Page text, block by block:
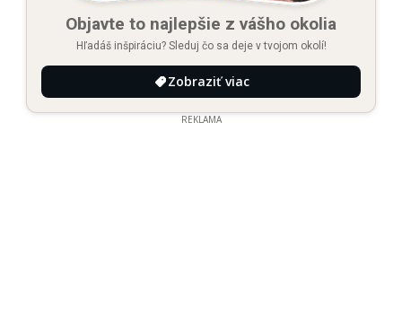
Objavte to najlepšie z vášho okolia
Hľadáš inšpiráciu? Sleduj čo sa deje v tvojom okolí!
Zobraziť viac
REKLAMA